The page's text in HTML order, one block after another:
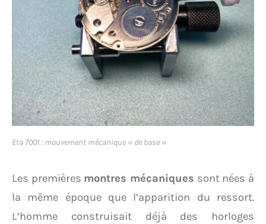
Eta 7001 : mouvement mécanique « de base »
Les premières montres mécaniques sont nées à
la même époque que l’apparition du ressort.
L’homme construisait déjà des horloges